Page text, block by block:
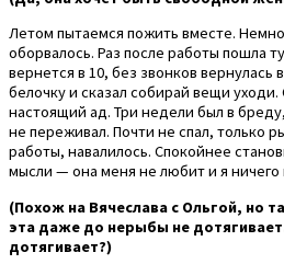
Летом пытаемся пожить вместе.
оборвалось. Раз после работы пошла
вернется в 10, без звонков вернулась
белочку и сказал собирай вещи
настоящий ад. Три недели был в
не переживал. Почти не спал, только
работы, навалилось. Спокойнее
мысли — она меня не любит и я ничего
(Похож на Вячеслава с Ольгой, но
эта даже до нерыбы не
дотягивает?)